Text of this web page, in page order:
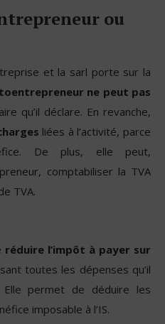
ou
et la sarl porte sur la
ne peut pas
qu’il déclare. En revanche,
liées à l’activité, parce
De plus, elle peut,
comptabiliser la TVA
TVA.
réduire l’impôt à payer sur
toutes les dépenses qu’il
permet de déduire les
imposable à l’IS.